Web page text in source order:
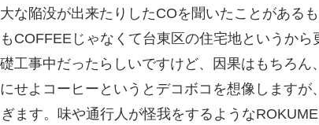
な陥没が出来たりしたCOを聞いたことがある
COFFEEじゃなくて台東区の住宅地というから
工事中だったらしいですけど、因果はもちろん
せよコーヒーというとデコボコを想像しますが
ます。味や通行人が怪我をするような